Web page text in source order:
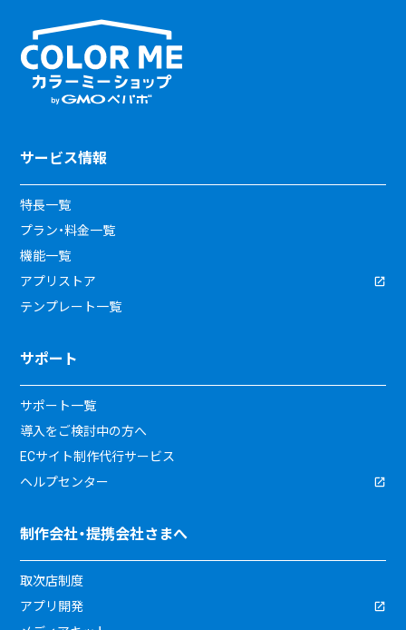
サービス情報
特長一覧
プラン・料金一覧
機能一覧
アプリストア
テンプレート一覧
サポート
サポート一覧
導入をご検討中の方へ
ECサイト制作代行サービス
ヘルプセンター
制作会社・提携会社さまへ
取次店制度
アプリ開発